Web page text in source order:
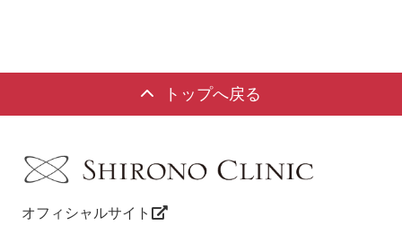
トップへ戻る
オフィシャルサイト